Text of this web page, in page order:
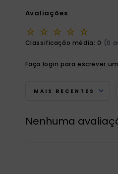
Avaliações
☆ ☆ ☆ ☆ ☆
Classificação média: 0 (0
Faça login para escrever
MAIS RECENTES
Nenhuma